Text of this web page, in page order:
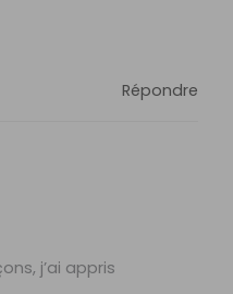
Répondre
j’ai appris